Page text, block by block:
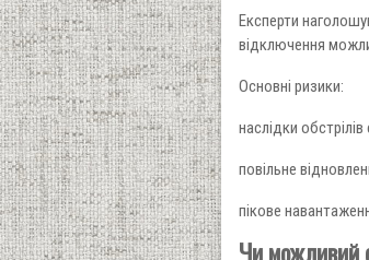
Експерти
відключення
Основні ризики:
наслідки
повільне
пікове
Чи можливий